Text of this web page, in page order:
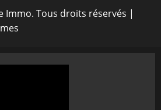
Immo. Tous droits réservés |